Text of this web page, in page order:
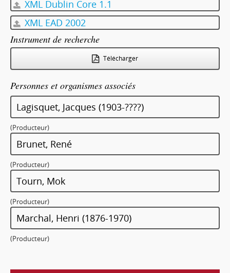
XML Dublin Core 1.1
XML EAD 2002
Instrument de recherche
Télécharger
Personnes et organismes associés
Lagisquet, Jacques (1903-????)
(Producteur)
Brunet, René
(Producteur)
Tourn, Mok
(Producteur)
Marchal, Henri (1876-1970)
(Producteur)